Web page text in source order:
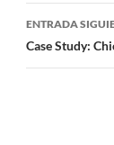
ENTRADA
Case Study: